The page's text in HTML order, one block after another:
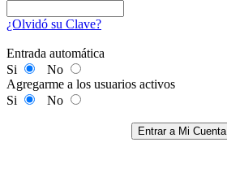
¿Olvidó su Clave?
Entrada automática
Si
No
Agregarme a los usuarios activos
Si
No
Entrar a Mi Cuenta